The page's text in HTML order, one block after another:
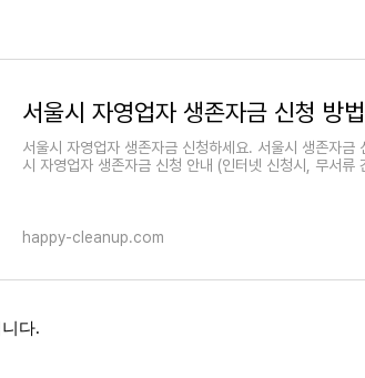
서울시 자영업자 생존자금 신청하세요. 서울시 생존자
시 자영업자 생존자금 신청 안내 (인터넷 신청시, 무서류
happy-cleanup.com
다.